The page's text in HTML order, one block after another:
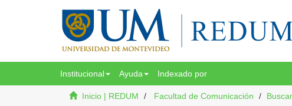
Institucional Ayuda Indexado por
Inicio | REDUM Facultad de Comunicación Buscar